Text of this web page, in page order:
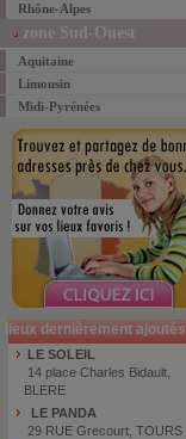
Rhône-Alpes
zone Sud-Ouest
Aquitaine
Limousin
Midi-Pyrénées
lieux dernièrement ajoutés
LE SOLEIL
14 place Charles Bidault,
BLERE
LE PANDA
29 RUE Grecourt, TOURS